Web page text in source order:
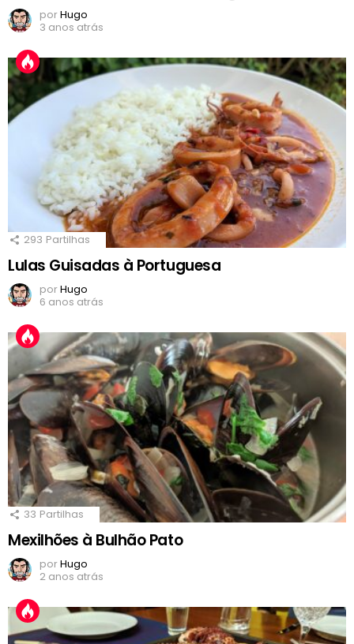
porHugo
3 anos atrás
293 Partilhas
Lulas Guisadas à Portuguesa
porHugo
6 anos atrás
33 Partilhas
Mexilhões à Bulhão Pato
porHugo
2 anos atrás